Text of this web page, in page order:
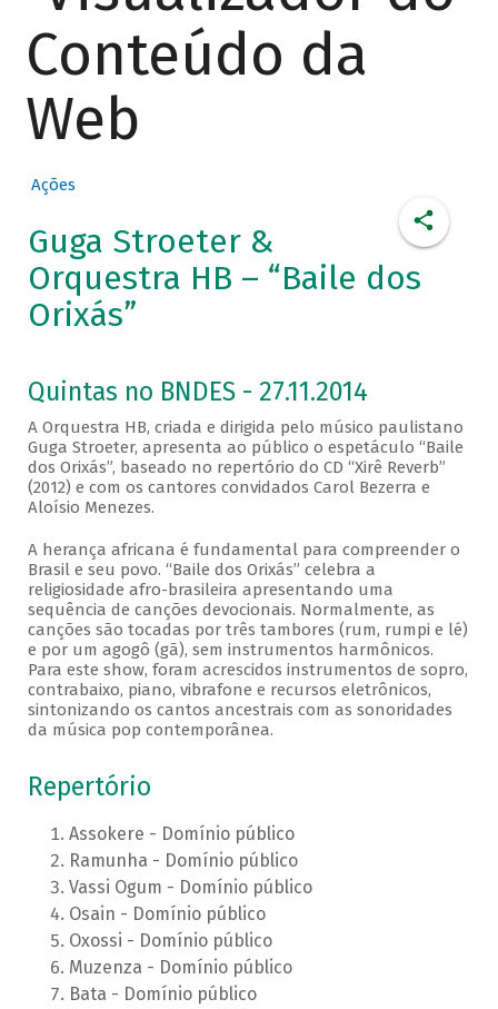
Conteúdo da
Web
Ações
Guga Stroeter &
Orquestra HB – “Baile dos
Orixás”
Quintas no BNDES - 27.11.2014
A Orquestra HB, criada e dirigida pelo músico paulistano
Guga Stroeter, apresenta ao público o espetáculo “Baile
dos Orixás”, baseado no repertório do CD “Xirê Reverb”
(2012) e com os cantores convidados Carol Bezerra e
Aloísio Menezes.
A herança africana é fundamental para compreender o
Brasil e seu povo. “Baile dos Orixás” celebra a
religiosidade afro-brasileira apresentando uma
sequência de canções devocionais. Normalmente, as
canções são tocadas por três tambores (rum, rumpi e lé)
e por um agogô (gã), sem instrumentos harmônicos.
Para este show, foram acrescidos instrumentos de sopro,
contrabaixo, piano, vibrafone e recursos eletrônicos,
sintonizando os cantos ancestrais com as sonoridades
da música pop contemporânea.
Repertório
Assokere - Domínio público
Ramunha - Domínio público
Vassi Ogum - Domínio público
Osain - Domínio público
Oxossi - Domínio público
Muzenza - Domínio público
Bata - Domínio público